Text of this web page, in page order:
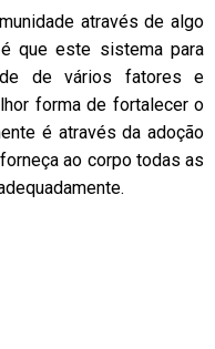
através de algo
que este sistema para
de vários fatores e
forma de fortalecer o
é através da adoção
ao corpo todas as